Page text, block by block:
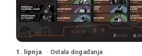
1. lipnja Ostala događanja